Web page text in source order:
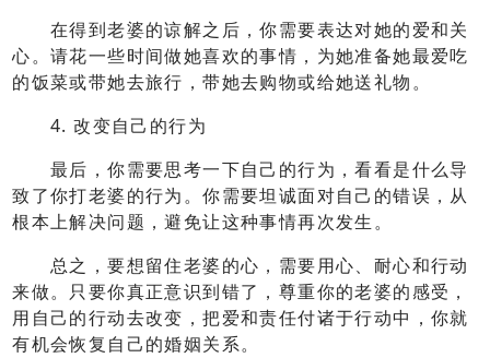
在得到老婆的谅解之后，你需要表达对她的爱和关
心。请花一些时间做她喜欢的事情，为她准备她最爱吃
的饭菜或带她去旅行，带她去购物或给她送礼物。
4. 改变自己的行为
最后，你需要思考一下自己的行为，看看是什么导
致了你打老婆的行为。你需要坦诚面对自己的错误，从
根本上解决问题，避免让这种事情再次发生。
总之，要想留住老婆的心，需要用心、耐心和行动
来做。只要你真正意识到错了，尊重你的老婆的感受，
用自己的行动去改变，把爱和责任付诸于行动中，你就
有机会恢复自己的婚姻关系。